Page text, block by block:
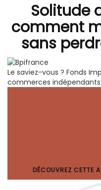
Solitude
comment
sans
Le saviez-vous ? Fonds
commerces indépendants
DÉCOUVREZ CETTE